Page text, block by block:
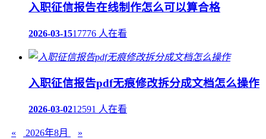
入职征信报告在线制作怎么可以算合格
2026-03-1517776 人在看
入职征信报告pdf无痕修改拆分成文档怎么操作
2026-03-0212591 人在看
« 2026年8月 »